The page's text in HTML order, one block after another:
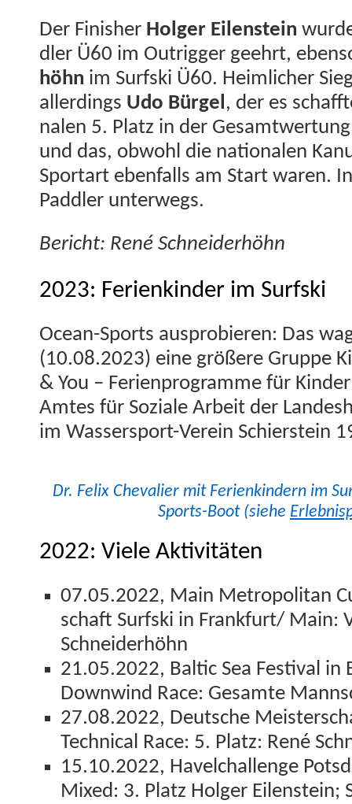
Der Fin­ish­er Hol­ger Eilen­stein
dler Ü60 im Out­rig­ger geehrt,
höhn im Surf­s­ki Ü60. Heim­lich­er
allerd­ings Udo Bürgel, der es
nalen 5. Platz in der
und das, obwohl die nationalen
Sportart eben­falls am Start waren.
Pad­dler unterwegs.
Bericht: René Schneiderhöhn
2023: Ferienkinder im Surfski
Ocean-Sports aus­pro­bieren: Das
(10.08.2023) eine größere Gruppe
& You – Ferien­pro­gramme für
Amtes für Soziale Arbeit der
im Wasser­sport-Vere­in Schier­stein
Dr. Felix Cheva­lier mit Ferienkindern im
Sports-Boot (siehe
2022: Viele Aktivitäten
07.05.2022, Main Met­ro­pol­i­tan
schaft Surf­s­ki in Frankfurt/ Main:
Schneiderhöhn
21.05.2022, Baltic Sea Fes­ti­val in
Down­wind Race: Gesamte
27.08.2022, Deutsche
Tech­ni­cal Race: 5. Platz: René
15.10.2022, Havelchal­lenge
Mixed: 3. Platz Hol­ger Eilen­stein;